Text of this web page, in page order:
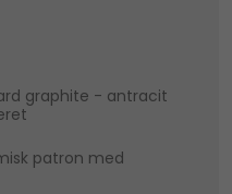
graphite - antracit
patron med